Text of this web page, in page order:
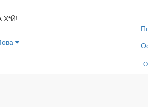
Х*Й!